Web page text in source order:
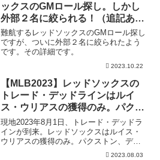
ックスのGMロール探し。しかし
外部２名に絞られる！（追記あ
り）
難航するレッドソックスのGMロール探し
ですが、ついに外部２名に絞られたよう
です。その詳細です。
2023.10.22
【MLB2023】レッドソックスの
トレード・デッドラインはルイ
ス・ウリアスの獲得のみ。パクス
トン、デュバルはキープ
現地2023年8月1日、トレード・デッドラ
インが到来。レッドソックスはルイス・
ウリアスの獲得のみ。パクストン、デュ
バルはキープしました。その詳細です。
2023.08.03